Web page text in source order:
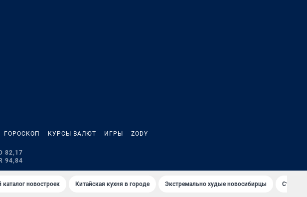
ГОРОСКОП КУРСЫ ВАЛЮТ ИГРЫ ZODY
82,17
94,84
каталог новостроек Китайская кухня в городе Экстремально худые новосибирцы Старт